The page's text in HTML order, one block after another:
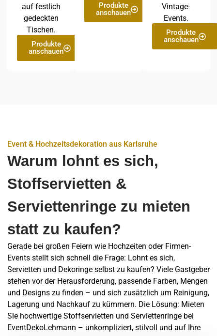
auf festlich
gedeckten
Tischen.
Produkte
anschauen
Produkte
anschauen
Vintage-
Events.
Produkte
anschauen
Event & Hochzeitsdekoration aus Karlsruhe
Warum lohnt es sich,
Stoffservietten &
Serviettenringe zu mieten
statt zu kaufen?
Gerade bei großen Feiern wie Hochzeiten oder Firmen-
Events stellt sich schnell die Frage: Lohnt es sich,
Servietten und Dekoringe selbst zu kaufen? Viele Gastgeber
stehen vor der Herausforderung, passende Farben, Mengen
und Designs zu finden – und sich zusätzlich um Reinigung,
Lagerung und Nachkauf zu kümmern. Die Lösung: Mieten
Sie hochwertige Stoffservietten und Serviettenringe bei
EventDekoLehmann – unkompliziert, stilvoll und auf Ihre